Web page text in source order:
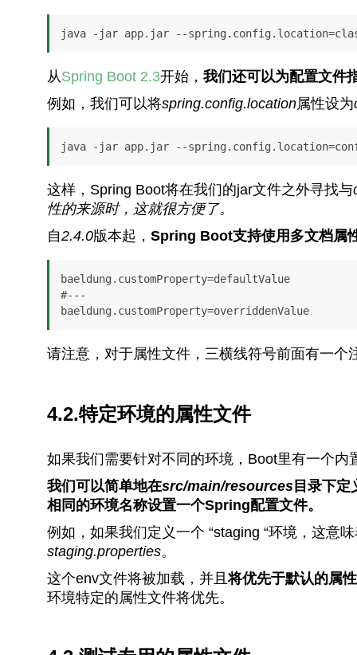
java -jar app.jar --
从Spring Boot 2.3开始， 我们还可以为配置文件
例如，我们可以将spring.config.location属性设为
java -jar app.jar --
这样，Spring Boot将在我们的jar文件之外寻找与
性的来源时，这就很方便了。
自2.4.0版本起， Spring Boot支持使用多文档属
baeldung.customProperty=defaultValue
#---
baeldung.customProperty=overriddenValue
请注意，对于属性文件，三横线符号前面有一个
4.2.特定环境的属性文件
如果我们需要针对不同的环境，Boot里有一个内
我们可以简单地在src/main/resources目录下定
相同的环境名称设置一个Spring配置文件。
例如，如果我们定义一个 “staging “环境，这意
staging.properties。
这个env文件将被加载，并且将优先于默认的属
环境特定的属性文件将优先。